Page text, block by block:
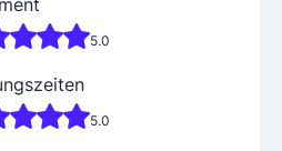
5.0
5.0